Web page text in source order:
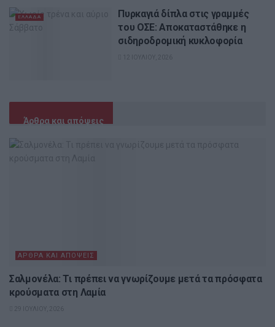
ΕΛΛΆΔΑ
Πυρκαγιά δίπλα στις γραμμές
του ΟΣΕ: Αποκαταστάθηκε η
σιδηροδρομική κυκλοφορία
12 ΙΟΥΛΊΟΥ, 2026
Άρθρα και απόψεις
ΆΡΘΡΑ ΚΑΙ ΑΠΌΨΕΙΣ
Σαλμονέλα: Τι πρέπει να γνωρίζουμε μετά τα πρόσφατα
κρούσματα στη Λαμία
29 ΙΟΥΛΊΟΥ, 2026